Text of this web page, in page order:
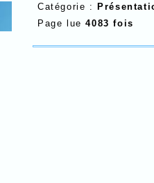
Catégorie :
Page lue4083 fois